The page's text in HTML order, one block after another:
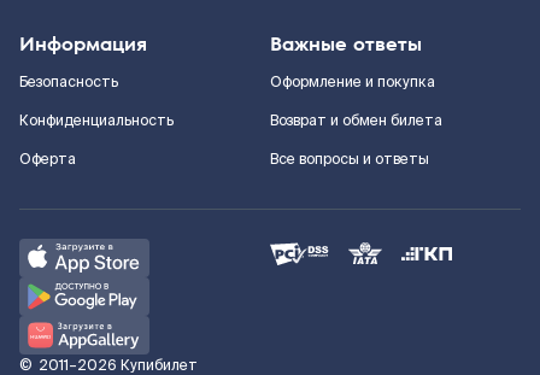
Информация
Безопасность
Конфиденциальность
Оферта
Важные ответы
Оформление и покупка
Возврат и обмен билета
Все вопросы и ответы
© 2011–2026 Купибилет